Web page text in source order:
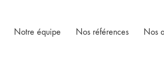
Notre équipe Nos références Nos